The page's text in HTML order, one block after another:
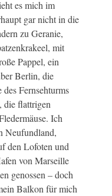
es mich im
gar nicht in die
zu Geranie,
mit
Pappel, ein
Berlin, die
Fernsehturms
die flattrigen
Ich
Neufundland,
den Lofoten und
von Marseille
genossen – doch
Balkon für mich